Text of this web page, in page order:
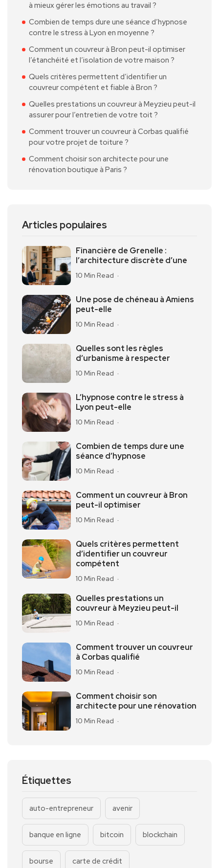
à mieux gérer les émotions au travail ?
Combien de temps dure une séance d’hypnose
contre le stress à Lyon en moyenne ?
Comment un couvreur à Bron peut-il optimiser
l’étanchéité et l’isolation de votre maison ?
Quels critères permettent d’identifier un
couvreur compétent et fiable à Bron ?
Quelles prestations un couvreur à Meyzieu peut-il
assurer pour l’entretien de votre toit ?
Comment trouver un couvreur à Corbas qualifié
pour votre projet de toiture ?
Comment choisir son architecte pour une
rénovation boutique à Paris ?
Articles populaires
Financière de Grenelle :
l’architecture discrète d’une
10 Min Read
Une pose de chéneau à Amiens
peut-elle
10 Min Read
Quelles sont les règles
d’urbanisme à respecter
10 Min Read
L’hypnose contre le stress à
Lyon peut-elle
10 Min Read
Combien de temps dure une
séance d’hypnose
10 Min Read
Comment un couvreur à Bron
peut-il optimiser
10 Min Read
Quels critères permettent
d’identifier un couvreur
compétent
10 Min Read
Quelles prestations un
couvreur à Meyzieu peut-il
10 Min Read
Comment trouver un couvreur
à Corbas qualifié
10 Min Read
Comment choisir son
architecte pour une rénovation
10 Min Read
Étiquettes
auto-entrepreneur avenir
banque en ligne bitcoin blockchain
bourse carte de crédit